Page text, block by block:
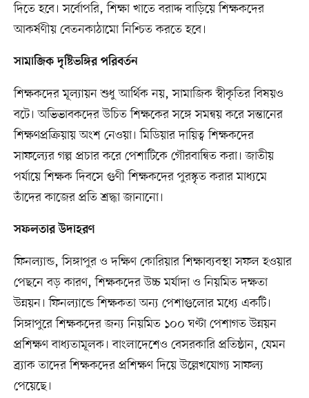
দিতে হবে। সর্বোপরি, শিক্ষা খাতে বরাদ্দ বাড়িয়ে শিক্ষকদের
আকর্ষণীয় বেতনকাঠামো নিশ্চিত করতে হবে।
সামাজিক দৃষ্টিভঙ্গির পরিবর্তন
শিক্ষকদের মূল্যায়ন শুধু আর্থিক নয়, সামাজিক স্বীকৃতির বিষয়ও
বটে। অভিভাবকদের উচিত শিক্ষকের সঙ্গে সমন্বয় করে সন্তানের
শিক্ষণপ্রক্রিয়ায় অংশ নেওয়া। মিডিয়ার দায়িত্ব শিক্ষকদের
সাফল্যের গল্প প্রচার করে পেশাটিকে গৌরবান্বিত করা। জাতীয়
পর্যায়ে শিক্ষক দিবসে গুণী শিক্ষকদের পুরস্কৃত করার মাধ্যমে
তাঁদের কাজের প্রতি শ্রদ্ধা জানানো।
সফলতার উদাহরণ
ফিনল্যান্ড, সিঙ্গাপুর ও দক্ষিণ কোরিয়ার শিক্ষাব্যবস্থা সফল হওয়ার
পেছনে বড় কারণ, শিক্ষকদের উচ্চ মর্যাদা ও নিয়মিত দক্ষতা
উন্নয়ন। ফিনল্যান্ডে শিক্ষকতা অন্য পেশাগুলোর মধ্যে একটি।
সিঙ্গাপুরে শিক্ষকদের জন্য নিয়মিত ১০০ ঘণ্টা পেশাগত উন্নয়ন
প্রশিক্ষণ বাধ্যতামূলক। বাংলাদেশেও বেসরকারি প্রতিষ্ঠান, যেমন
ব্র্যাক তাদের শিক্ষকদের প্রশিক্ষণ দিয়ে উল্লেখযোগ্য সাফল্য
পেয়েছে।